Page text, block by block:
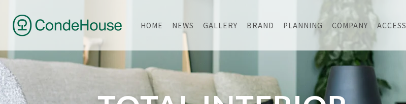
HOME NEWS GALLERY BRAND PLANNING COMPANY ACCESS